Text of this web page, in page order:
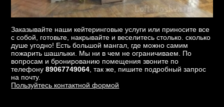
Заказывайте наши кейтеринговые услуги или приносите все
с собой, готовьте, накрывайте и веселитесь столько. сколько
душе угодно! Есть большой мангал, где можно самим
пожарить шашлыки. Мы ни в чем не ограничиваем. По
вопросам и бронированию помещения звоните по
телефону89067749064 , так же, пишите подробный запрос
на почту.
Пользуйтесь контактной формой